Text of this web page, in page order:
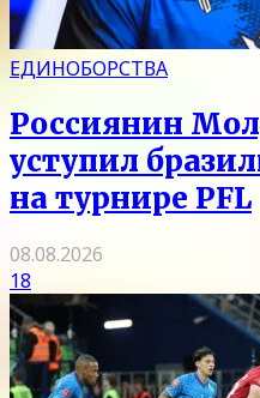
ЕДИНОБОРСТВА
Россиянин
уступил
на турнире PFL
08.08.2026
18